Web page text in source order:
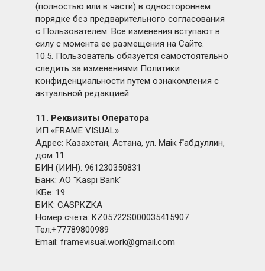
(полностью или в части) в одностороннем
порядке без предварительного согласования
с Пользователем. Все изменения вступают в
силу с момента ее размещения на Сайте.
10.5. Пользователь обязуется самостоятельно
следить за изменениями Политики
конфиденциальности путем ознакомления с
актуальной редакцией.
11. Реквизиты Оператора
ИП «FRAME VISUAL»
Адрес: Казахстан, Астана, ул. Мәлік Ғабдуллин,
дом 11
БИН (ИИН): 961230350831
Банк: АО "Kaspi Bank"
КБе: 19
БИК: CASPKZKA
Номер счёта: KZ05722S000035415907
Тел:+77789800989
Email: framevisual.work@gmail.com